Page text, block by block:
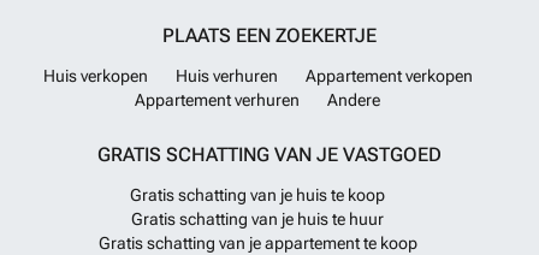
PLAATS EEN ZOEKERTJE
Huis verkopen Huis verhuren
Appartement verkopen
Appartement verhuren
Andere
GRATIS SCHATTING VAN JE VASTGOED
Gratis schatting van je huis te koop
Gratis schatting van je huis te huur
Gratis schatting van je appartement te koop